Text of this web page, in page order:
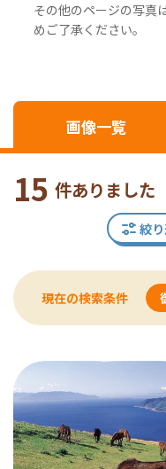
その他のページの写真
めご了承ください。
画像一覧
15 件ありました
絞
現在の検索条件